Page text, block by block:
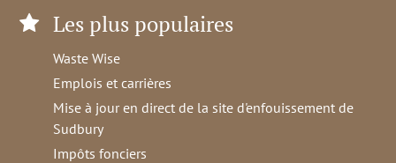
Les plus populaires
Waste Wise
Emplois et carrières
Mise à jour en direct de la site d'enfouissement de
Sudbury
Impôts fonciers